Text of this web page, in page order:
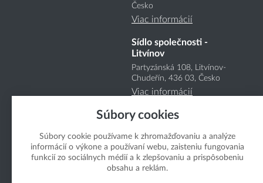
Česko
Viac informácií
Sídlo společnosti -
Litvínov
Partyzánská 108, Litvínov-
Chudeřín, 436 03, Česko
Viac informácií
Copyright Boukal.SK 2026
Súbory cookies
Súbory cookie používame k zhromažďovaniu a analýze
informácií o výkone a používaní webu, zaisteniu fungovania
funkcií zo sociálnych médií a k zlepšovaniu a prispôsobeniu
obsahu a reklám.